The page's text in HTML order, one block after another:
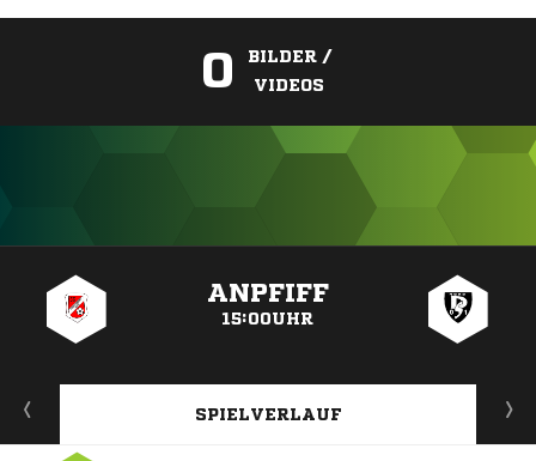
0
BILDER /
VIDEOS
ANPFIFF
15:00UHR
SPIELVERLAUF